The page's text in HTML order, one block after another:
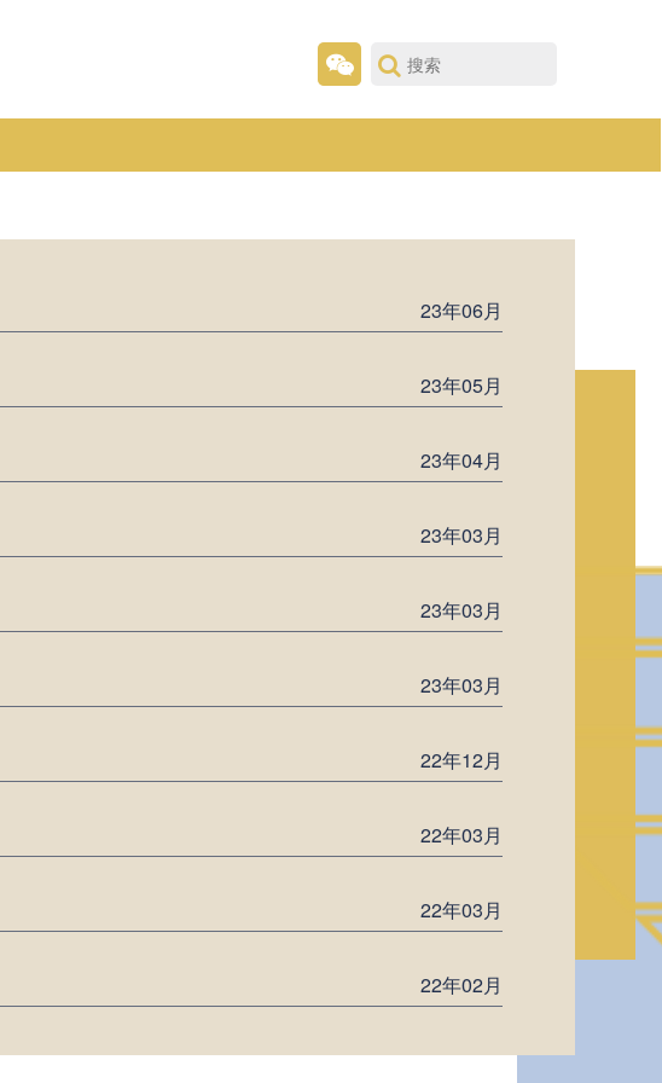
23年06月
23年05月
23年04月
23年03月
23年03月
23年03月
22年12月
22年03月
22年03月
22年02月